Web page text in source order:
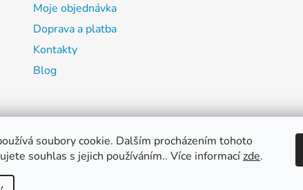
soubory cookie. Dalším procházením tohoto
souhlas s jejich používáním.. Více informacízde.
Moje objednávka
Doprava a platba
Kontakty
Blog